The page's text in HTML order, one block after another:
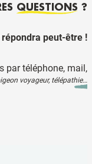
QUESTIONS ?
répondra peut-être !
par téléphone, mail,
voyageur, télépathie…